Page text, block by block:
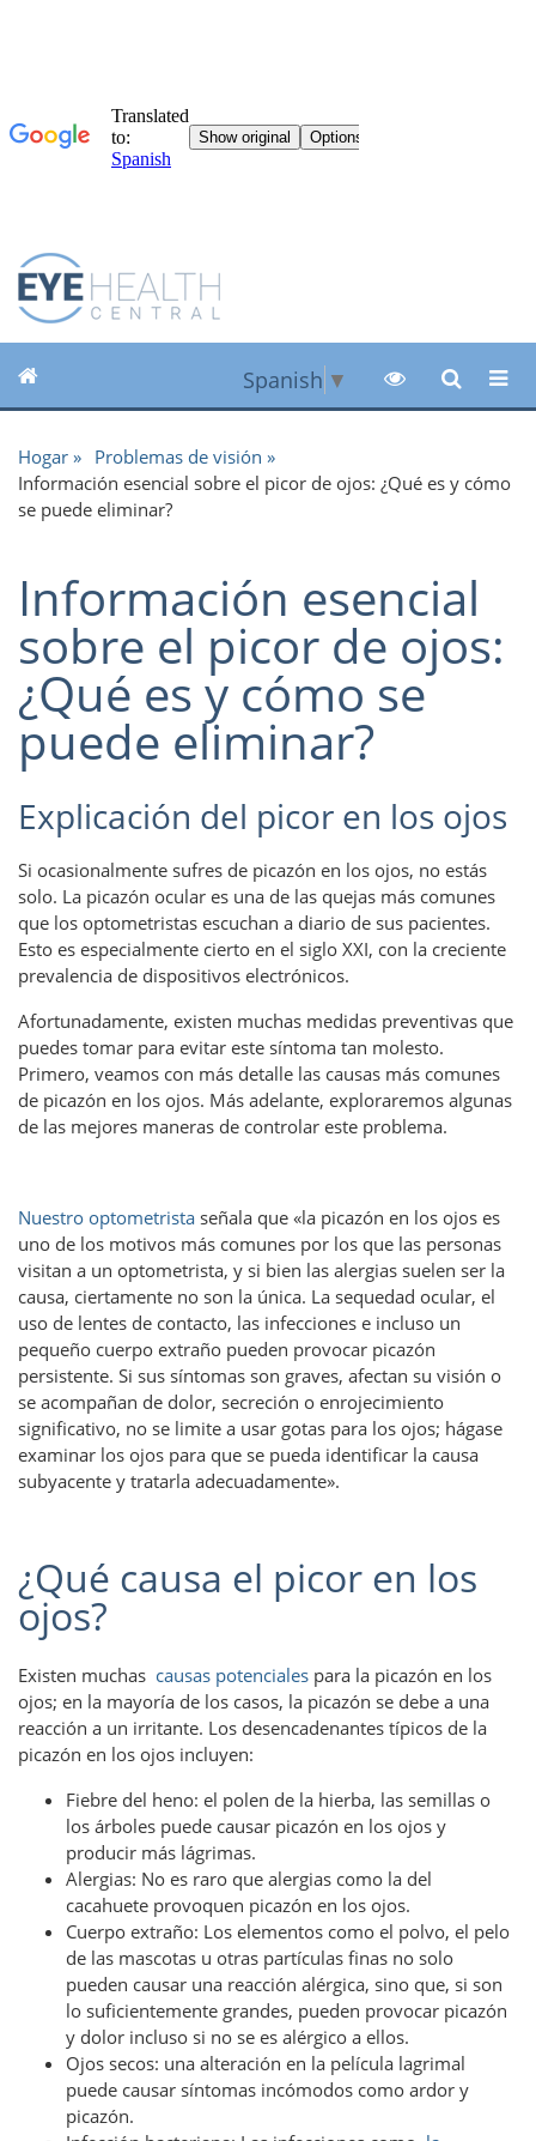
Spanish ▼
Hogar
Problemas de visión
Información esencial sobre el picor de ojos: ¿Qué es y cómo
se puede eliminar?
Información esencial
sobre el picor de ojos:
¿Qué es y cómo se
puede eliminar?
Explicación del picor en los ojos
Si ocasionalmente sufres de picazón en los ojos, no estás
solo. La picazón ocular es una de las quejas más comunes
que los optometristas escuchan a diario de sus pacientes.
Esto es especialmente cierto en el siglo XXI, con la creciente
prevalencia de dispositivos electrónicos.
Afortunadamente, existen muchas medidas preventivas que
puedes tomar para evitar este síntoma tan molesto.
Primero, veamos con más detalle las causas más comunes
de picazón en los ojos. Más adelante, exploraremos algunas
de las mejores maneras de controlar este problema.
Nuestro optometrista señala que «la picazón en los ojos es
uno de los motivos más comunes por los que las personas
visitan a un optometrista, y si bien las alergias suelen ser la
causa, ciertamente no son la única. La sequedad ocular, el
uso de lentes de contacto, las infecciones e incluso un
pequeño cuerpo extraño pueden provocar picazón
persistente. Si sus síntomas son graves, afectan su visión o
se acompañan de dolor, secreción o enrojecimiento
significativo, no se limite a usar gotas para los ojos; hágase
examinar los ojos para que se pueda identificar la causa
subyacente y tratarla adecuadamente».
¿Qué causa el picor en los
ojos?
Existen muchas causas potenciales para la picazón en los
ojos; en la mayoría de los casos, la picazón se debe a una
reacción a un irritante. Los desencadenantes típicos de la
picazón en los ojos incluyen:
Fiebre del heno: el polen de la hierba, las semillas o
los árboles puede causar picazón en los ojos y
producir más lágrimas.
Alergias: No es raro que alergias como la del
cacahuete provoquen picazón en los ojos.
Cuerpo extraño: Los elementos como el polvo, el pelo
de las mascotas u otras partículas finas no solo
pueden causar una reacción alérgica, sino que, si son
lo suficientemente grandes, pueden provocar picazón
y dolor incluso si no se es alérgico a ellos.
Ojos secos: una alteración en la película lagrimal
puede causar síntomas incómodos como ardor y
picazón.